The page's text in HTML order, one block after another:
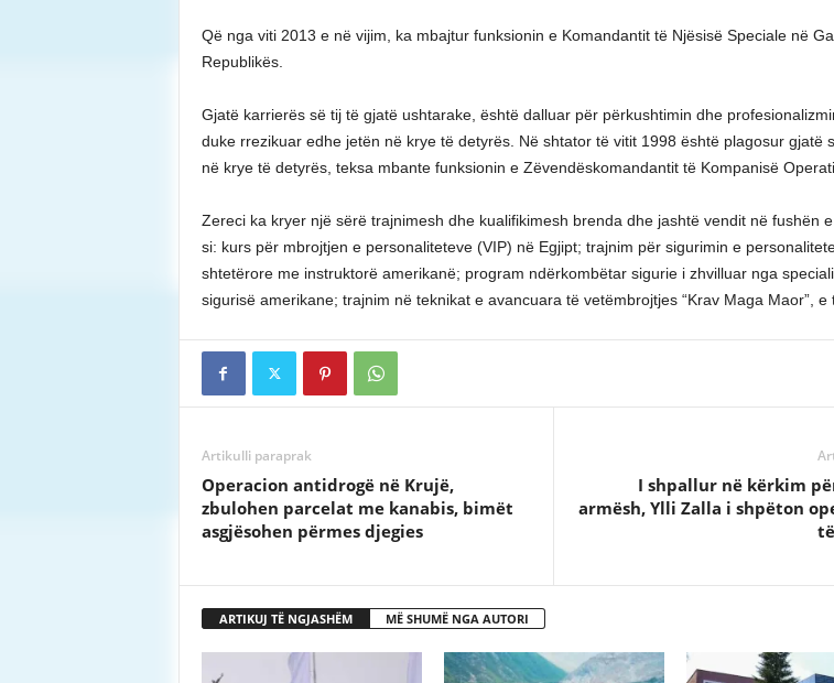
Që nga viti 2013 e në vijim, ka mbajtur funksionin e Komandantit të Njësisë Speciale në
Republikës.
Gjatë karrierës së tij të gjatë ushtarake, është dalluar për përkushtimin dhe
duke rrezikuar edhe jetën në krye të detyrës. Në shtator të vitit 1998 është plagosur gjatë
në krye të detyrës, teksa mbante funksionin e Zëvendëskomandantit të Kompanisë
Zereci ka kryer një sërë trajnimesh dhe kualifikimesh brenda dhe jashtë vendit në fushën e
si: kurs për mbrojtjen e personaliteteve (VIP) në Egjipt; trajnim për sigurimin e
shtetërore me instruktorë amerikanë; program ndërkombëtar sigurie i zhvilluar nga
sigurisë amerikane; trajnim në teknikat e avancuara të vetëmbrojtjes “Krav Maga Maor”, e
Artikulli paraprak
Operacion antidrogë në Krujë,
zbulohen parcelat me kanabis, bimët
asgjësohen përmes djegies
I shpallur në kërkim
armësh, Ylli Zalla i shpëton
ARTIKUJ TË NGJASHËM MË SHUMË NGA AUTORI